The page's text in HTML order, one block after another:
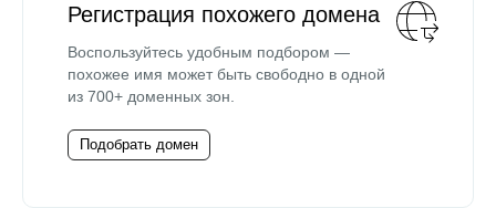
Регистрация похожего домена
Воспользуйтесь удобным подбором —
похожее имя может быть свободно в одной
из 700+ доменных зон.
Подобрать домен